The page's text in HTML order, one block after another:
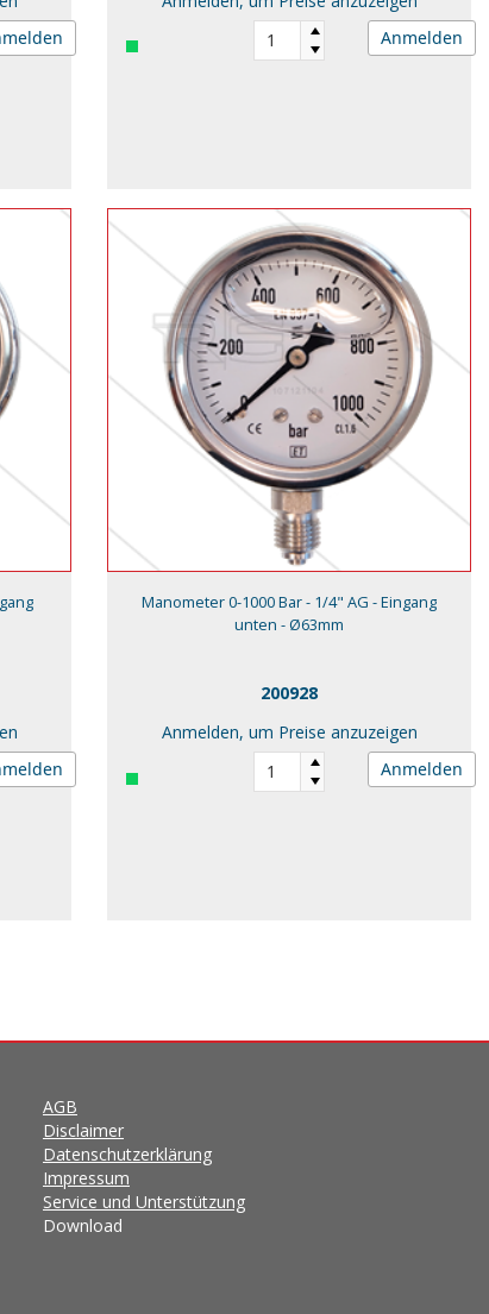
Anmelden
Manometer 0-1000 Bar - 1/4" AG - Eingang
unten - Ø63mm
200928
Anmelden, um Preise anzuzeigen
Anmelden
AGB
Disclaimer
Datenschutzerklärung
Impressum
Service und Unterstützung
Download